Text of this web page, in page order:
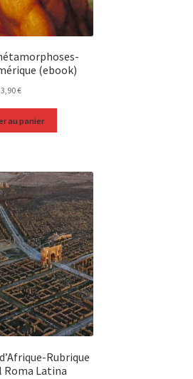
(ebook)
3,90€
au panier
Rubrique
Roma Latina